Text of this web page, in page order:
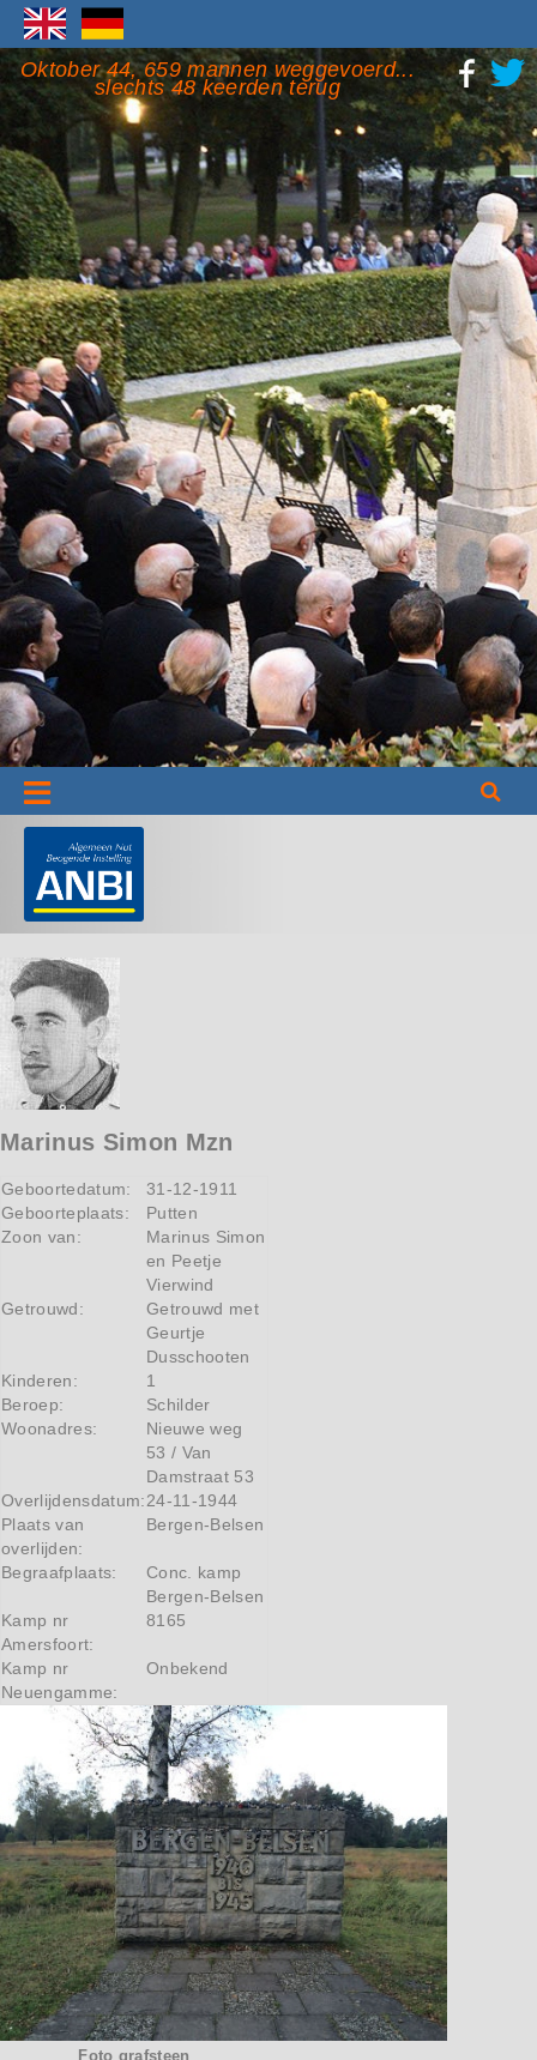
Oktober 44, 659 mannen weggevoerd...
slechts 48 keerden terug
Informatie
Marinus Simon Mzn
Geboortedatum:
31-12-1911
Geboorteplaats:
Putten
Zoon van:
Marinus Simon
en Peetje
Vierwind
Getrouwd:
Getrouwd met
Geurtje
Dusschooten
Kinderen:
1
Beroep:
Schilder
Woonadres:
Nieuwe weg
53 / Van
Damstraat 53
Overlijdensdatum:24-11-1944
Plaats van
overlijden:
Bergen-Belsen
Begraafplaats:
Conc. kamp
Bergen-Belsen
Kamp nr
Amersfoort:
8165
Kamp nr
Neuengamme:
Onbekend
Foto grafsteen